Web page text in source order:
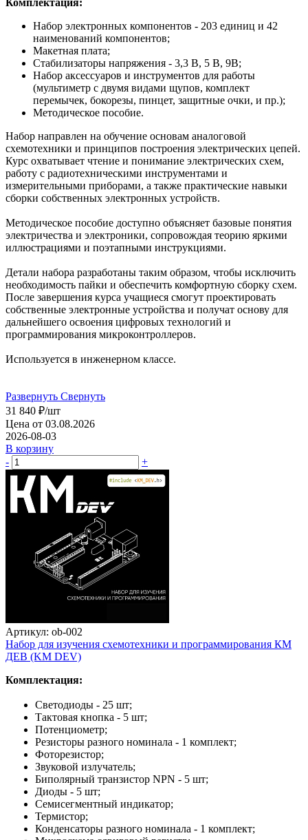
Набор электронных компонентов - 203 единиц и 42
наименований компонентов;
Макетная плата;
Стабилизаторы напряжения - 3,3 В, 5 В, 9В;
Набор аксессуаров и инструментов для работы
(мультиметр с двумя видами щупов, комплект
перемычек, бокорезы, пинцет, защитные очки, и пр.);
Методическое пособие.
Набор направлен на обучение основам аналоговой
схемотехники и принципов построения электрических цепей.
Курс охватывает чтение и понимание электрических схем,
работу с радиотехническими инструментами и
измерительными приборами, а также практические навыки
сборки собственных электронных устройств.
Методическое пособие доступно объясняет базовые понятия
электричества и электроники, сопровождая теорию яркими
иллюстрациями и поэтапными инструкциями.
Детали набора разработаны таким образом, чтобы исключить
необходимость пайки и обеспечить комфортную сборку схем.
После завершения курса учащиеся смогут проектировать
собственные электронные устройства и получат основу для
дальнейшего освоения цифровых технологий и
программирования микроконтроллеров.
Используется в инженерном классе.
Развернуть Свернуть
31 840 ₽/шт
Цена от 03.08.2026
2026-08-03
В корзину
-
+
Артикул: ob-002
Набор для изучения схемотехники и программирования КМ
ДЕВ (KM DEV)
Комплектация:
Светодиоды - 25 шт;
Тактовая кнопка - 5 шт;
Потенциометр;
Резисторы разного номинала - 1 комплект;
Фоторезистор;
Звуковой излучатель;
Биполярный транзистор NPN - 5 шт;
Диоды - 5 шт;
Семисегментный индикатор;
Термистор;
Конденсаторы разного номинала - 1 комплект;